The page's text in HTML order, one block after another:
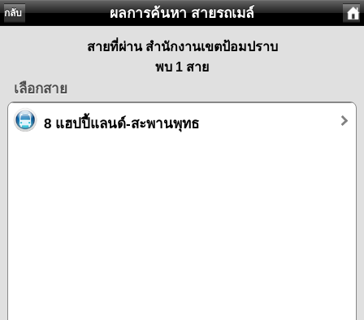
กลับ ผลการค้นหา สายรถเมล์
สายที่ผ่าน สำนักงานเขตป้อมปราบ
พบ 1 สาย
เลือกสาย
8 แฮปปี้แลนด์-สะพานพุทธ